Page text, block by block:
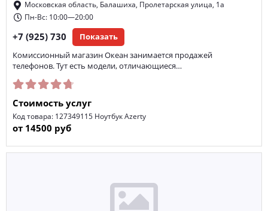
Московская область, Балашиха, Пролетарская улица, 1а
Пн-Вс: 10:00—20:00
+7 (925) 730 Показать
Комиссионный магазин Океан занимается продажей
телефонов. Тут есть модели, отличающиеся…
Стоимость услуг
Код товара: 127349115 Ноутбук Azerty
от 14500 руб